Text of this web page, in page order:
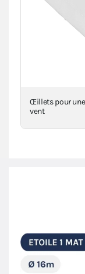
Œillets pour
vent